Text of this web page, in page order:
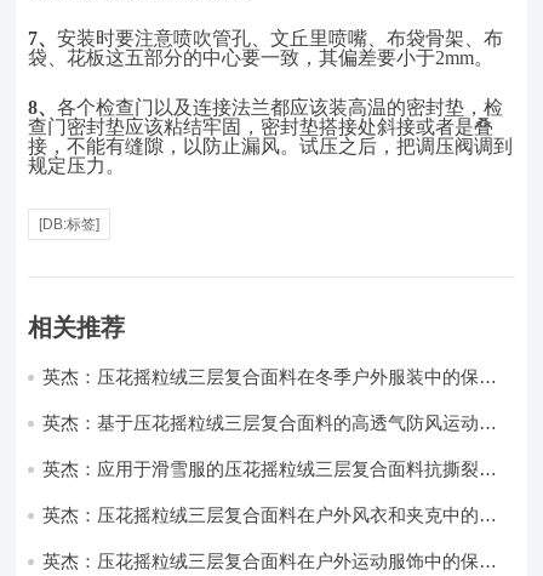
7、安装时要注意喷吹管孔、文丘里喷嘴、布袋骨架、布
袋、花板这五部分的中心要一致，其偏差要小于2mm。
8、各个检查门以及连接法兰都应该装高温的密封垫，检
查门密封垫应该粘结牢固，密封垫搭接处斜接或者是叠
接，不能有缝隙，以防止漏风。试压之后，把调压阀调到
规定压力。
[DB:标签]
相关推荐
英杰：压花摇粒绒三层复合面料在冬季户外服装中的保暖
英杰：基于压花摇粒绒三层复合面料的高透气防风运动服
英杰：应用于滑雪服的压花摇粒绒三层复合面料抗撕裂与
英杰：压花摇粒绒三层复合面料在户外风衣和夹克中的应
英杰：压花摇粒绒三层复合面料在户外运动服饰中的保暖